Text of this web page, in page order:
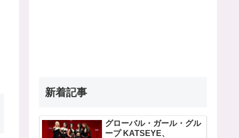
新着記事
グローバル・ガール・グル
ープ KATSEYE、